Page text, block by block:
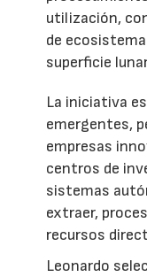
utilización,
de
superficie
La iniciativa
emergentes,
empresas
centros de
sistemas
extraer,
recursos
Leonardo